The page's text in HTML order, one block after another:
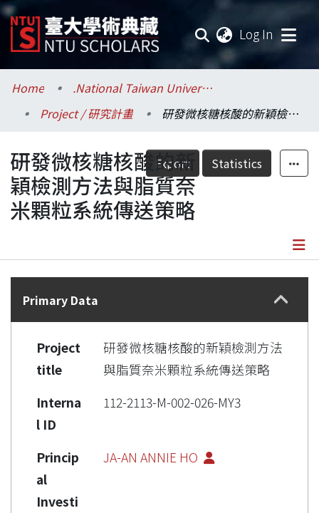
Log In
Communities & Collections
Research Outputs
Fundings & Projects
Researchers
Statistics
Home
.National Taiwan University / 國立臺灣大學
Project / 研究計畫
研發微核糖核酸的新穎檢測方法與脂質奈米顆粒系統傳送策略
Export Statistics
研發微核糖核酸的新
穎檢測方法與脂質奈
米顆粒系統傳送策略
Details
Primary Data
Project
title
研發微核糖核酸的新穎檢測方法
與脂質奈米顆粒系統傳送策略
Interna
l ID
112-2113-M-002-026-MY3
Princip
al
Investi
JA-AN ANNIE HO